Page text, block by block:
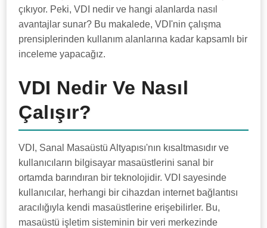
çıkıyor. Peki, VDI nedir ve hangi alanlarda nasıl
avantajlar sunar? Bu makalede, VDI'nin çalışma
prensiplerinden kullanım alanlarına kadar kapsamlı bir
inceleme yapacağız.
VDI Nedir Ve Nasıl
Çalışır?
VDI, Sanal Masaüstü Altyapısı'nın kısaltmasıdır ve
kullanıcıların bilgisayar masaüstlerini sanal bir
ortamda barındıran bir teknolojidir. VDI sayesinde
kullanıcılar, herhangi bir cihazdan internet bağlantısı
aracılığıyla kendi masaüstlerine erişebilirler. Bu,
masaüstü işletim sisteminin bir veri merkezinde